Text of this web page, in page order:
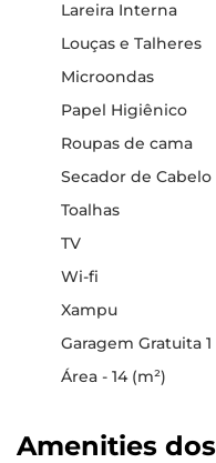
Lareira Interna
Louças e Talheres
Microondas
Papel Higiênico
Roupas de cama
Secador de Cabelo
Toalhas
TV
Wi-fi
Xampu
Garagem Gratuita 1
Área - 14 (m²)
Amenities